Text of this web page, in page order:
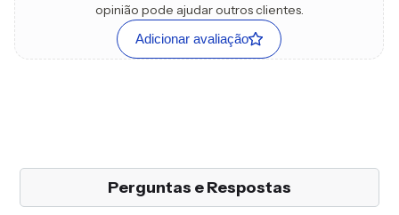
opinião pode ajudar outros clientes.
Adicionar avaliação
Perguntas e Respostas